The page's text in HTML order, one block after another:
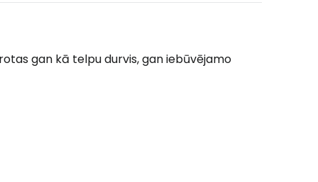
gan kā telpu durvis, gan iebūvējamo